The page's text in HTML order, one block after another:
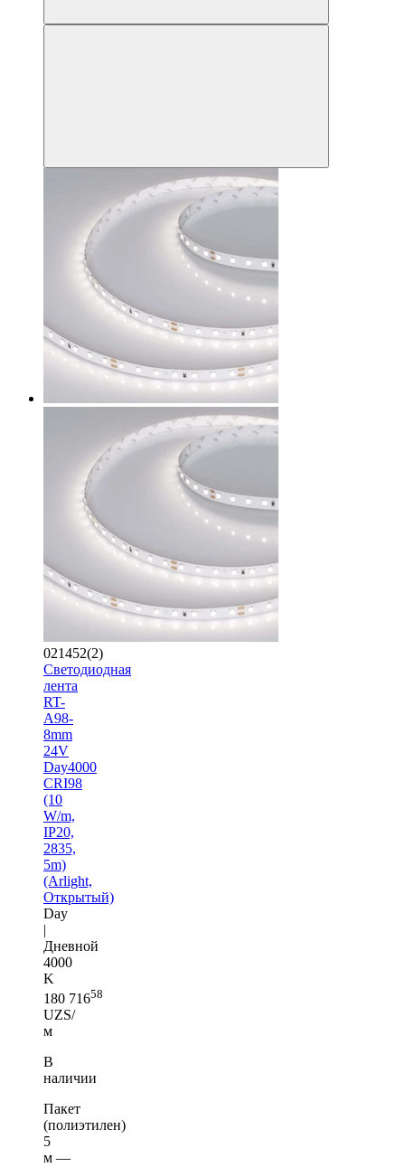
021452(2)
Светодиодная
лента
RT-
A98-
8mm
24V
Day4000
CRI98
(10
W/m,
IP20,
2835,
5m)
(Arlight,
Открытый)
Day
|
Дневной
4000
K
180 71658
UZS/
м
В
наличии
Пакет
(полиэтилен)
5
м —